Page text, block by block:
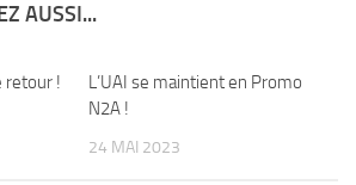
AUSSI...
retour !
L’UAI se maintient en Promo
N2A !
24 MAI 2023